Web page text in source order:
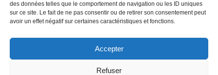
des données telles que le comportement de navigation ou les ID uniques
sur ce site. Le fait de ne pas consentir ou de retirer son consentement peut
avoir un effet négatif sur certaines caractéristiques et fonctions.
Accepter
Refuser
Exploitation
Zone Industrielle La Poissine 14
1422 Grandson
: info@candlandi.ch